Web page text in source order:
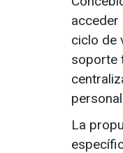
acceder
ciclo de
soporte
La